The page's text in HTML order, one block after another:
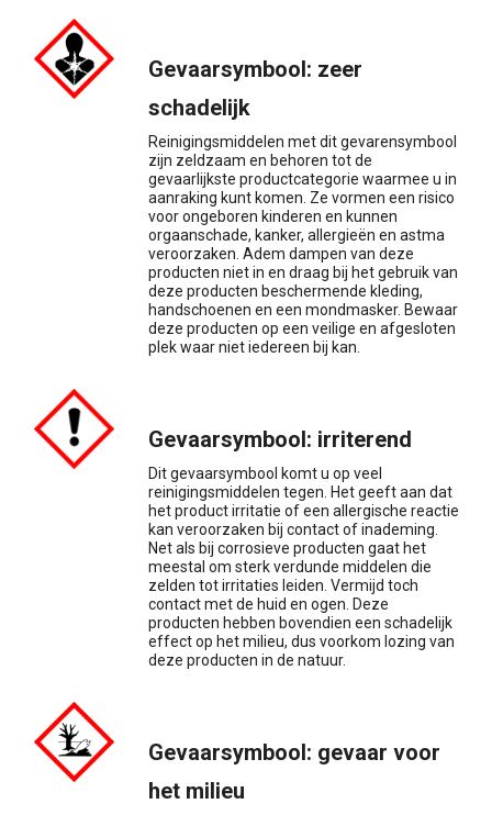
Gevaarsymbool: zeer
schadelijk
Reinigingsmiddelen met dit gevarensymbool
zijn zeldzaam en behoren tot de
gevaarlijkste productcategorie waarmee u in
aanraking kunt komen. Ze vormen een risico
voor ongeboren kinderen en kunnen
orgaanschade, kanker, allergieën en astma
veroorzaken. Adem dampen van deze
producten niet in en draag bij het gebruik van
deze producten beschermende kleding,
handschoenen en een mondmasker. Bewaar
deze producten op een veilige en afgesloten
plek waar niet iedereen bij kan.
Gevaarsymbool: irriterend
Dit gevaarsymbool komt u op veel
reinigingsmiddelen tegen. Het geeft aan dat
het product irritatie of een allergische reactie
kan veroorzaken bij contact of inademing.
Net als bij corrosieve producten gaat het
meestal om sterk verdunde middelen die
zelden tot irritaties leiden. Vermijd toch
contact met de huid en ogen. Deze
producten hebben bovendien een schadelijk
effect op het milieu, dus voorkom lozing van
deze producten in de natuur.
Gevaarsymbool: gevaar voor
het milieu